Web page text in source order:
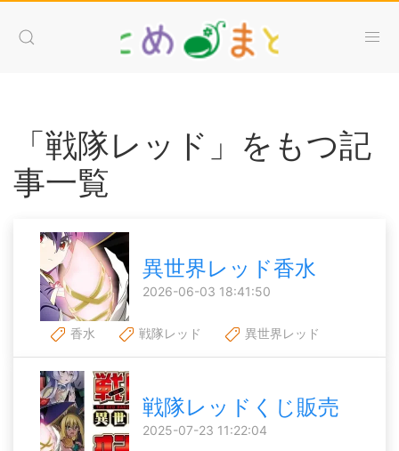
「戦隊レッド」をもつ記
事一覧
異世界レッド香水
2026-06-03 18:41:50
香水 戦隊レッド 異世界レッド
戦隊レッドくじ販売
2025-07-23 11:22:04